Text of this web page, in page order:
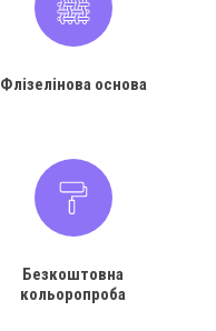
Флізелінова основа
Безкоштовна
кольоропроба